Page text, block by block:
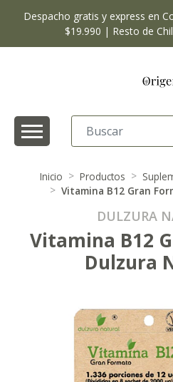
Despacho gratis y express en
$19.990 | Resto de
Inicio Productos
Vitamina B12 Gran
DULZURA
Vitamina B12
Dulzura